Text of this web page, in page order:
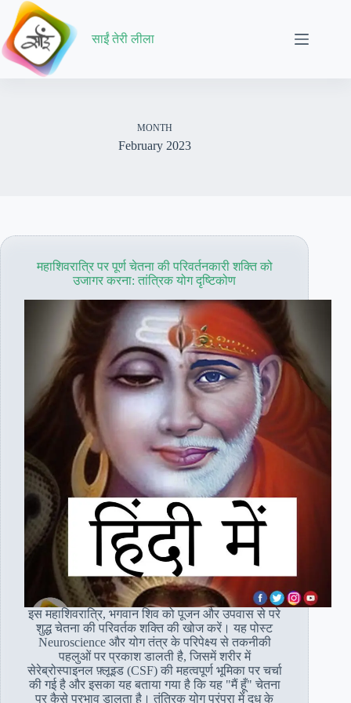
Skip
content
साईं तेरी लीला
MONTH
February 2023
महाशिवरात्रि पर पूर्ण चेतना की परिवर्तनकारी शक्ति को
उजागर करना: तांत्रिक योग दृष्टिकोण
इस महाशिवरात्रि, भगवान शिव को पूजन और उपवास से परे
शुद्ध चेतना की परिवर्तक शक्ति की खोज करें। यह पोस्ट
Neuroscience और योग तंत्र के परिपेक्ष्य से तकनीकी
पहलुओं पर प्रकाश डालती है, जिसमें शरीर में
सेरेब्रोस्पाइनल फ़्लूइड (CSF) की महत्वपूर्ण भूमिका पर चर्चा
की गई है और इसका यह बताया गया है कि यह "मैं हूँ" चेतना
पर कैसे प्रभाव डालता है। तंत्रिक योग परंपरा में दूध के